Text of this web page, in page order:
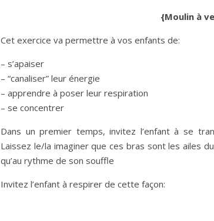
{Moulin à
Cet exercice va permettre à vos enfants de:
– s’apaiser
– “canaliser” leur énergie
– apprendre à poser leur respiration
– se concentrer
Dans un premier temps, invitez l’enfant à se
Laissez le/la imaginer que ces bras sont les ailes
qu’au rythme de son souffle
Invitez l’enfant à respirer de cette façon: